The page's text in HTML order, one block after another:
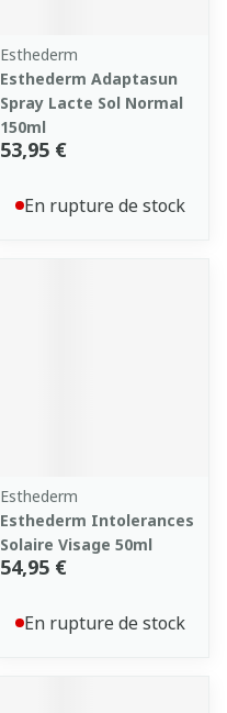
Esthederm
Esthederm Adaptasun
Spray Lacte Sol Normal
150ml
53,95 €
En rupture de stock
Esthederm
Esthederm Intolerances
Solaire Visage 50ml
54,95 €
En rupture de stock